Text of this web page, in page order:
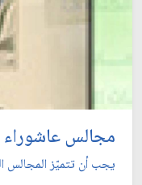
مجالس عاشوراء
يجب أن تتميّز